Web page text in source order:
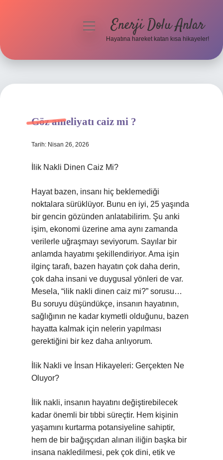
Hakkımızda
menüyüEnerji Dolu Anlar
Hayatına hareket katan kısa hikayeler!
Göz ameliyatı caiz mi ?
Tarih: Nisan 26, 2026
İlik Nakli Dinen Caiz Mi?
Hayat bazen, insanı hiç beklemediği
noktalara sürüklüyor. Bunu en iyi, 25 yaşında
bir gencin gözünden anlatabilirim. Şu anki
işim, ekonomi üzerine ama aynı zamanda
verilerle uğraşmayı seviyorum. Sayılar bir
anlamda hayatımı şekillendiriyor. Ama işin
ilginç tarafı, bazen hayatın çok daha derin,
çok daha insani ve duygusal yönleri de var.
Mesela, “ilik nakli dinen caiz mi?” sorusu…
Bu soruyu düşündükçe, insanın hayatının,
sağlığının ne kadar kıymetli olduğunu, bazen
hayatta kalmak için nelerin yapılması
gerektiğini bir kez daha anlıyorum.
İlik Nakli ve İnsan Hikayeleri: Gerçekten Ne
Oluyor?
İlik nakli, insanın hayatını değiştirebilecek
kadar önemli bir tıbbi süreçtir. Hem kişinin
yaşamını kurtarma potansiyeline sahiptir,
hem de bir bağışçıdan alınan iliğin başka bir
insana nakledilmesi, pek çok dini, etik ve